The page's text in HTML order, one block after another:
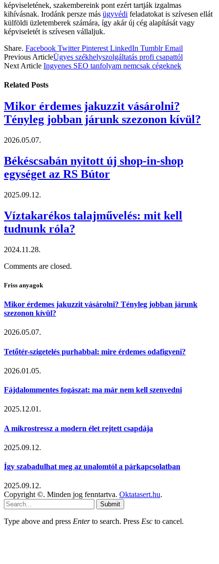
képviseletének, szakembereink pont ezért tartják izgalmas
kihívásnak. Irodánk persze más ügyvédi feladatokat is szívesen ellát
külföldi üzletemberek számára, így akár új cég alapítását vagy
képviseletét is szívesen vállaljuk.
Share. Facebook Twitter Pinterest LinkedIn Tumblr Email
Previous ArticleÜgyes székhelyszolgáltatás profi csapattól
Next Article Ingyenes SEO tanfolyam nemcsak cégeknek
Related Posts
Mikor érdemes jakuzzit vásárolni?
Tényleg jobban járunk szezonon kívül?
2026.05.07.
Békéscsabán nyitott új shop-in-shop
egységet az RS Bútor
2025.09.12.
Víztakarékos talajművelés: mit kell
tudnunk róla?
2024.11.28.
Comments are closed.
Friss anyagok
Mikor érdemes jakuzzit vásárolni? Tényleg jobban járunk
szezonon kívül?
2026.05.07.
Tetőtér-szigetelés purhabbal: mire érdemes odafigyeni?
2026.01.05.
Fájdalommentes fogászat: ma már nem kell szenvedni
2025.12.01.
A mikrostressz a modern élet rejtett csapdája
2025.09.12.
Így szabadulhat meg az unalomtól a párkapcsolatban
2025.09.12.
Copyright ©. Minden jog fenntartva. Oktatasert.hu.
Submit
Type above and press Enterto search. Press Esc to cancel.